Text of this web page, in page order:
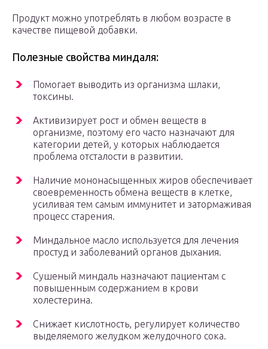
Продукт можно употреблять в любом возрасте в
качестве пищевой добавки.
Полезные свойства миндаля:
Помогает выводить из организма шлаки,
токсины.
Активизирует рост и обмен веществ в
организме, поэтому его часто назначают для
категории детей, у которых наблюдается
проблема отсталости в развитии.
Наличие мононасыщенных жиров обеспечивает
своевременность обмена веществ в клетке,
усиливая тем самым иммунитет и затормаживая
процесс старения.
Миндальное масло используется для лечения
простуд и заболеваний органов дыхания.
Сушеный миндаль назначают пациентам с
повышенным содержанием в крови
холестерина.
Снижает кислотность, регулирует количество
выделяемого желудком желудочного сока.